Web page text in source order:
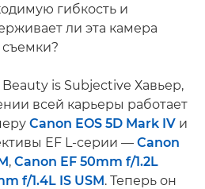
гибкость и
ли эта камера
is Subjective Хавьер,
всей карьеры работает
Canon EOS 5D Mark IV и
EF L-серии — Canon
, Canon EF 50mm f/1.2L
f/1.4L IS USM. Теперь он